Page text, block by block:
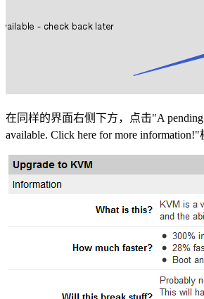
在同样的界面右侧下方，点击"A pending
available. Click here for more information!"